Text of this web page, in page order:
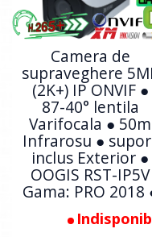
Camera de
supraveghere
(2K+) IP ONVIF ●
87-40° lentila
Varifocala ● 50m
Infrarosu ●
inclus Exterior ●
OOGIS RST-IP5V
Gama: PRO 2018